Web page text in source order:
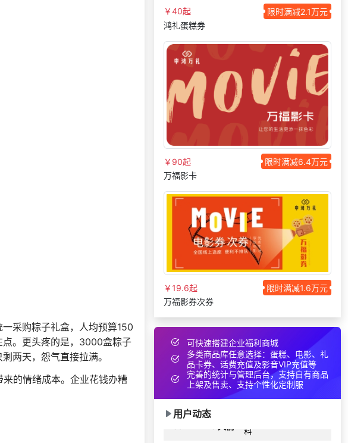
采购粽子礼盒，人均预算150
点。更头疼的是，3000盒粽子
两天，怨气直接拉满。
的情绪成本。企业花钱办糟
￥40起
限时满减2.1万元
鸿礼蛋糕券
￥90起
限时满减6.4万元
万福影卡
￥19.6起
限时满减1.6万元
万福影券次券
可快速搭建企业福利商城
多类商品库任意选择：蛋糕、电影、礼
品卡券、话费充值及影音VIP充值等
完善的统计与管理后台，支持自有商品
上架及售卖、支持个性化定制服
用户动态
138*** 29 天前 申请按需体验系统
186***
获取礼品商城搭建资
138***
24 天前
咨询积分商城搭建
139*** 29 天前
索要福利礼品采购资
料
138***
15 天前 选择礼品卡商城系统
139*** 23 天前
获取礼品商城搭建资
178***
2 天前
咨询供应商礼品
139***
索要福利礼品采购资
138***
15 天前 选择礼品卡商城系统
139***
获取礼品商城搭建资
178***
2 天前
咨询供应商礼品
158***
2 天前
加入礼品平台
193***
选择福利发放系统
175***
11 天前
选择了企业福利系统
185***
咨询积分商城搭建
175***
190***
加入礼品平台
155*** 24 天前
索要福利礼品采购资
料
176***
17 天前 咨询一站式福利方案